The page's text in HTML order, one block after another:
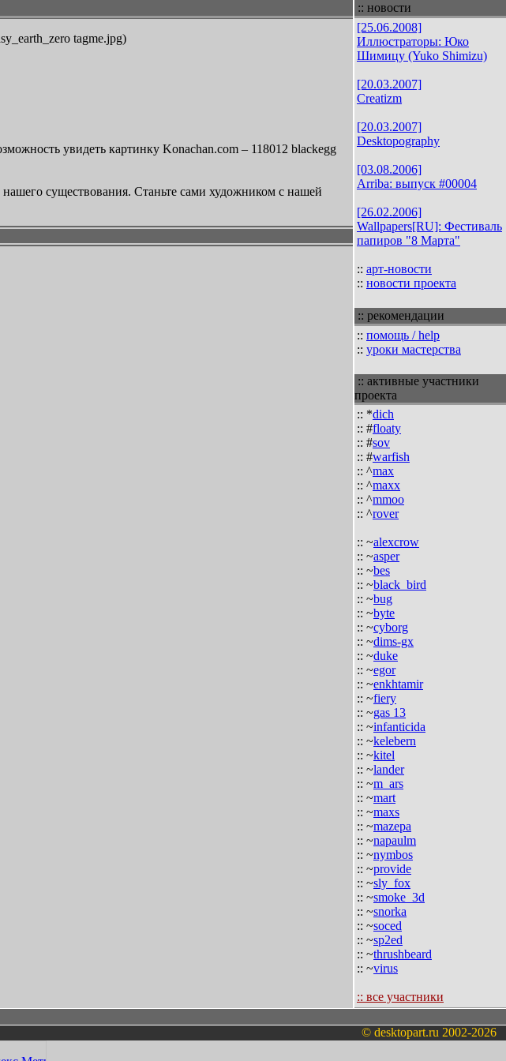
tagme.jpg)
увидеть картинку Konachan.com – 118012 blackegg
существования. Станьте сами художником с нашей
:: новости
[25.06.2008]
Иллюстраторы: Юко
Шимицу (Yuko Shimizu)
[20.03.2007]
Creatizm
[20.03.2007]
Desktopography
[03.08.2006]
Arriba: выпуск #00004
[26.02.2006]
Wallpapers[RU]: Фестиваль
папиров "8 Марта"
:: арт-новости
:: новости проекта
:: рекомендации
:: помощь / help
:: уроки мастерства
:: активные участники
проекта
:: *dich
:: #floaty
:: #sov
:: #warfish
:: ^max
:: ^maxx
:: ^mmoo
:: ^rover
:: ~alexcrow
:: ~asper
:: ~bes
:: ~black_bird
:: ~bug
:: ~byte
:: ~cyborg
:: ~dims-gx
:: ~duke
:: ~egor
:: ~enkhtamir
:: ~fiery
:: ~gas 13
:: ~infanticida
:: ~kelebern
:: ~kitel
:: ~lander
:: ~m_ars
:: ~mart
:: ~maxs
:: ~mazepa
:: ~napaulm
:: ~nymbos
:: ~provide
:: ~sly_fox
:: ~smoke_3d
:: ~snorka
:: ~soced
:: ~sp2ed
:: ~thrushbeard
:: ~virus
:: все участники
© desktopart.ru 2002-2026